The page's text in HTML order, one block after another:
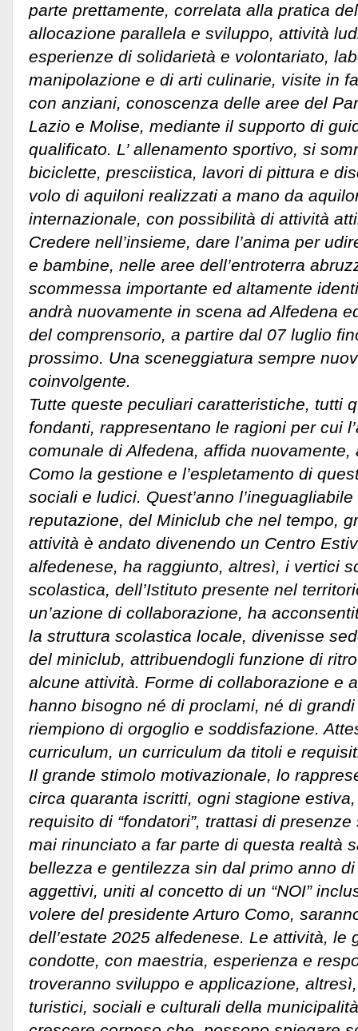
parte prettamente, correlata alla pratica
allocazione parallela e sviluppo, attività
esperienze di solidarietà e volontariato,
manipolazione e di arti culinarie, visite in
con anziani, conoscenza delle aree del
Lazio e Molise, mediante il supporto di
qualificato. L’ allenamento sportivo, si
biciclette, presciistica, lavori di pittura e
volo di aquiloni realizzati a mano da
internazionale, con possibilità di attività
Credere nell’insieme, dare l’anima per
e bambine, nelle aree dell’entroterra
scommessa importante ed altamente
andrà nuovamente in scena ad Alfedena
del comprensorio, a partire dal 07 luglio
prossimo. Una sceneggiatura sempre
coinvolgente.
Tutte queste peculiari caratteristiche, tutti
fondanti, rappresentano le ragioni per cui
comunale di Alfedena, affida nuovamente,
Como la gestione e l’espletamento di
sociali e ludici. Quest’anno
reputazione, del Miniclub che nel tempo,
attività è andato divenendo un Centro
alfedenese, ha raggiunto, altresì, i vertici
scolastica, dell’Istituto presente nel
un’azione di collaborazione, ha
la struttura scolastica locale, divenisse
del miniclub, attribuendogli funzione di
alcune attività. Forme di collaborazione e
hanno bisogno né di proclami, né di
riempiono di orgoglio e soddisfazione.
curriculum, un curriculum da titoli e
Il grande stimolo motivazionale, lo
circa quaranta iscritti, ogni stagione
requisito di “fondatori”, trattasi di
mai rinunciato a far parte di questa realtà
bellezza e gentilezza sin dal primo anno
aggettivi, uniti al concetto di un “NOI”
volere del presidente Arturo Como,
dell’estate 2025 alfedenese. Le attività, le
condotte, con maestria, esperienza e
troveranno sviluppo e applicazione,
turistici, sociali e culturali della